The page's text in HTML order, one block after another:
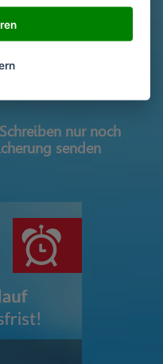
Unterschrift hoch
nur noch
senden